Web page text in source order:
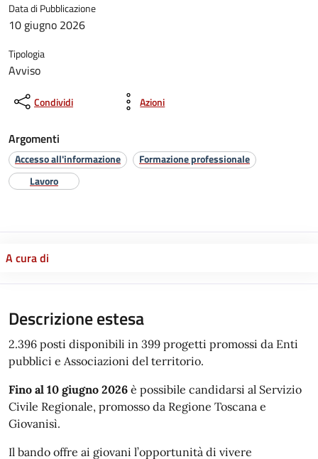
Data di Pubblicazione
10 giugno 2026
Tipologia
Avviso
Condividi Azioni
Argomenti
Accesso all'informazione
Formazione professionale
Lavoro
A cura di
Descrizione estesa
2.396 posti disponibili in 399 progetti promossi da Enti
pubblici e Associazioni del territorio.
Fino al 10 giugno 2026 è possibile candidarsi al Servizio
Civile Regionale, promosso da Regione Toscana e
Giovanisì.
Il bando offre ai giovani l’opportunità di vivere